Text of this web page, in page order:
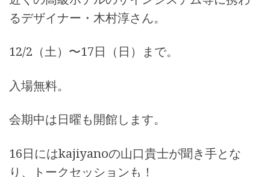
るデザイナー・木村淳さん。
12/2（土）〜17日（日）まで。
入場無料。
会期中は日曜も開館します。
16日にはkajiyanoの山口貴士が聞き手とな
り、トークセッションも！